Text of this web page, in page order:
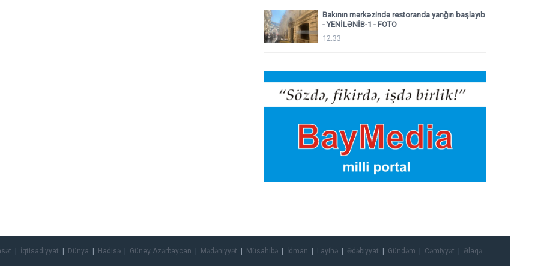
Bakının mərkəzində restoranda yanğın başlayıb
- YENİLƏNİB-1 - FOTO
12:33
İqtisadiyyat Dünya Hadisə Güney Azərbaycan Mədəniyyət Müsahibə İdman Layihə Ədəbiyyat Gündəm Cəmiyyət Əlaqə